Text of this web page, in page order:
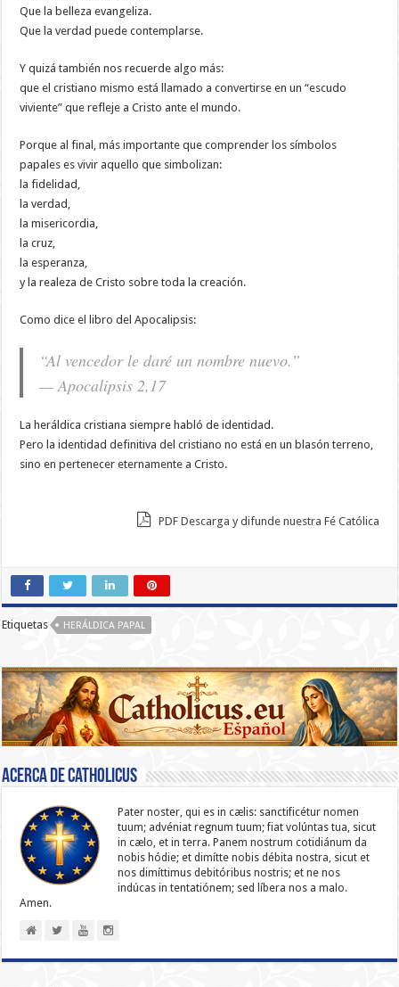
Que la belleza evangeliza.
Que la verdad puede contemplarse.
Y quizá también nos recuerde algo más:
que el cristiano mismo está llamado a convertirse en un “escudo
viviente” que refleje a Cristo ante el mundo.
Porque al final, más importante que comprender los símbolos
papales es vivir aquello que simbolizan:
la fidelidad,
la verdad,
la misericordia,
la cruz,
la esperanza,
y la realeza de Cristo sobre toda la creación.
Como dice el libro del Apocalipsis:
“Al vencedor le daré un nombre nuevo.”
— Apocalipsis 2,17
La heráldica cristiana siempre habló de identidad.
Pero la identidad definitiva del cristiano no está en un blasón terreno,
sino en pertenecer eternamente a Cristo.
PDF Descarga y difunde nuestra Fé Católica
Etiquetas HERÁLDICA PAPAL
Acerca de catholicus
Pater noster, qui es in cælis: sanc­ti­ficétur nomen
tuum; advéniat regnum tuum; fiat volúntas tua, sicut
in cælo, et in terra. Panem nostrum cotidiánum da
nobis hódie; et dimítte nobis débita nostra, sicut et
nos dimíttimus debitóribus nostris; et ne nos
indúcas in ten­ta­tiónem; sed líbera nos a malo.
Amen.